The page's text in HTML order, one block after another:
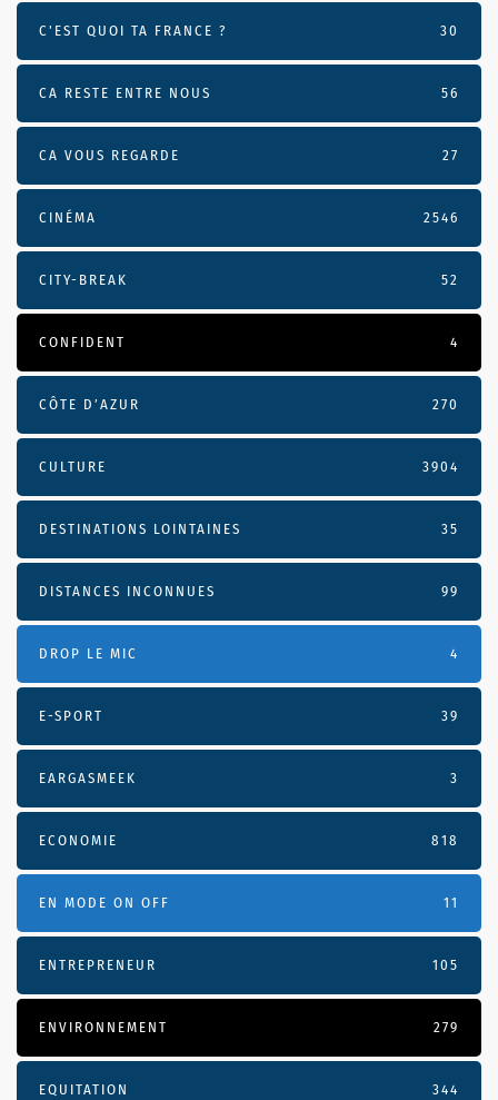
C'EST QUOI TA FRANCE ? 30
CA RESTE ENTRE NOUS 56
CA VOUS REGARDE 27
CINÉMA 2546
CITY-BREAK 52
CONFIDENT 4
CÔTE D’AZUR 270
CULTURE 3904
DESTINATIONS LOINTAINES 35
DISTANCES INCONNUES 99
DROP LE MIC 4
E-SPORT 39
EARGASMEEK 3
ECONOMIE 818
EN MODE ON OFF 11
ENTREPRENEUR 105
ENVIRONNEMENT 279
EQUITATION 344